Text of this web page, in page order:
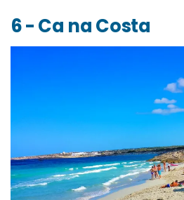
6 - Ca na Costa